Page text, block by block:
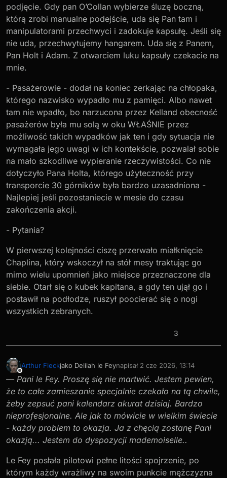
podjęcie. Gdy pan O’Collan wybierze śluzę boczną,
którą zrobi manualne podejście, uda się Pan tam i
manipulatorami przechwyci i zadokuje kapsułę. Jeśli się
nie uda, przechwytujemy hangarem. Uda się z Panem,
Pan Holt i Adam. Z otwarciem luku kapsuły czekacie na
mnie.
- Pasażerowie - dodał na koniec zerkając na chłopaka,
którego nazwisko wypadło mu z pamięci. Albo nawet
tam nie wpadło, bo narzucona przez Kelland obecność
pasażerów była mu solą w oku WŁAŚNIE przez
możliwość takich wypadków jak ten i gdy sytuacja nie
wymagała jego uwagi w ich kontekście, pozwalał sobie
na mało szkodliwe wypieranie rzeczywistości. Co nie
dotyczyło Pana Holta, którego użyteczność przy
transporcie 30 górników była bardzo uzasadniona -
Najlepiej jeśli pozostaniecie w mesie do czasu
zakończenia akcji.
- Pytania?
W pierwszej kolejności ciszę przerwało miałknięcie
Chaplina, który wskoczył na stół mesy traktując go
mimo wielu upomnień jako miejsce przeznaczone dla
siebie. Otarł się o kubek kapitana, a gdy ten ujął go i
postawił na podłodze, ruszył poocierać się o nogi
wszystkich zebranych.
3
Niedostępny
Arthur Fleckjako Delilah le Feynapisał 2 cze 2026, 13:14
ostatnio edytowany przez
— Pani le Fey. Proszę się nie martwić. Jestem pewien,
że to całe zamieszanie specjalnie czekało na tą chwile,
żeby zepsuć pani kalendarz akurat dzisiaj. Bardzo
nieprofesjonalne. Ale jak to mówicie w wielkim świecie
- każdy problem to okazja. Ja z chęcią zostanę Pani
okazją... Jestem do dyspozycji mademoiselle..
Le Fey posłała pilotowi pełne litości spojrzenie, po
którym każdy wrażliwy na swoim punkcie mężczyzna